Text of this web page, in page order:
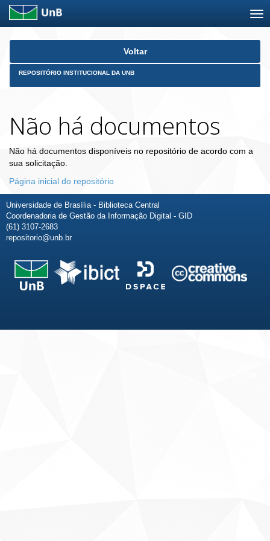
Skip
Voltar
REPOSITÓRIO INSTITUCIONAL DA UNB
Não há documentos
Não há documentos disponíveis no repositório de acordo com a
sua solicitação.
Página inicial do repositório
Universidade de Brasília - Biblioteca Central
Coordenadoria de Gestão da Informação Digital - GID
(61) 3107-2683
repositorio@unb.br